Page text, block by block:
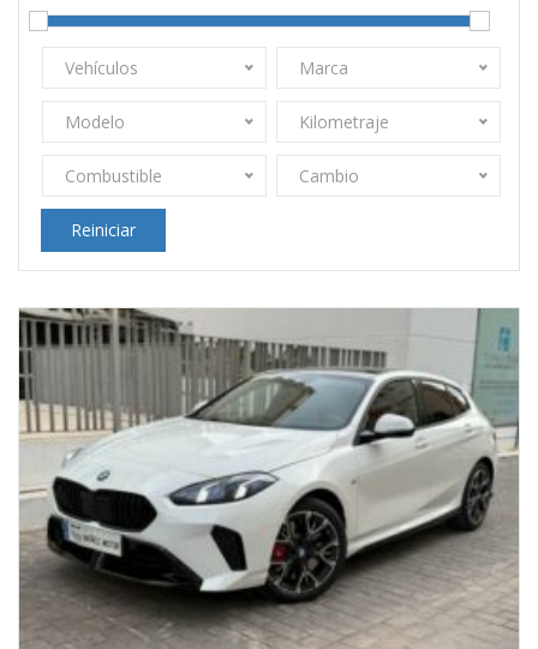
Vehículos Marca
Modelo Kilometraje
Combustible Cambio
Reiniciar